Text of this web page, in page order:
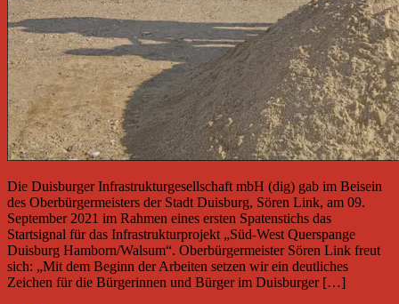
Die Duisburger Infrastrukturgesellschaft mbH (dig) gab im Beisein
des Oberbürgermeisters der Stadt Duisburg, Sören Link, am 09.
September 2021 im Rahmen eines ersten Spatenstichs das
Startsignal für das Infrastrukturprojekt „Süd-West Querspange
Duisburg Hamborn/Walsum“. Oberbürgermeister Sören Link freut
sich: „Mit dem Beginn der Arbeiten setzen wir ein deutliches
Zeichen für die Bürgerinnen und Bürger im Duisburger […]